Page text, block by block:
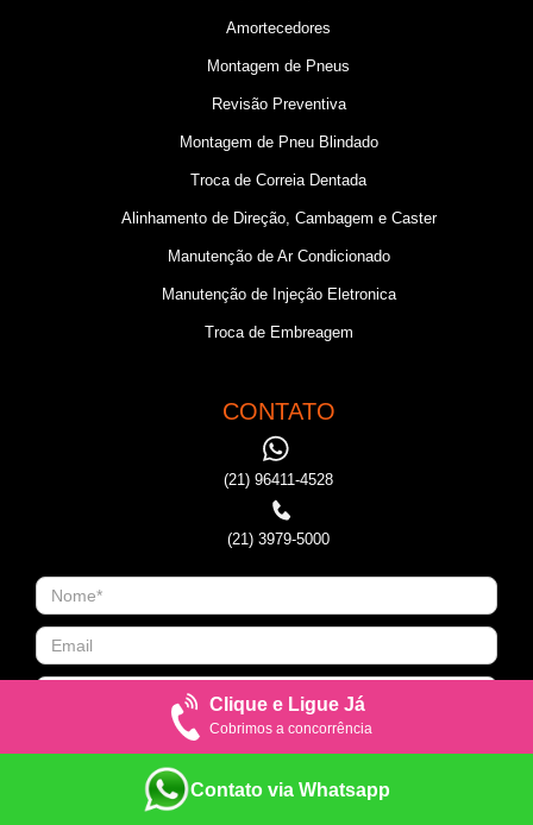
Amortecedores
Montagem de Pneus
Revisão Preventiva
Montagem de Pneu Blindado
Troca de Correia Dentada
Alinhamento de Direção, Cambagem e Caster
Manutenção de Ar Condicionado
Manutenção de Injeção Eletronica
Troca de Embreagem
CONTATO
(21) 96411-4528
(21) 3979-5000
Clique e Ligue Já
Cobrimos a concorrência
Contato via Whatsapp